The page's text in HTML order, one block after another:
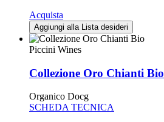
Acquista
Aggiungi alla Lista desideri
Piccini Wines
Collezione Oro Chianti Bio
Organico Docg
SCHEDA TECNICA